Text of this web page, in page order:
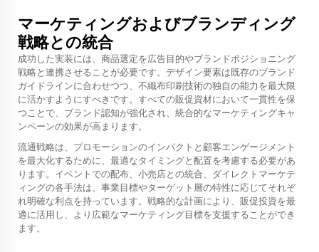
マーケティングおよびブランディング
戦略との統合
成功した実装には、商品選定を広告目的やブランドポジショニング
戦略と連携させることが必要です。デザイン要素は既存のブランド
ガイドラインに合わせつつ、不織布印刷技術の独自の能力を最大限
に活かすようにすべきです。すべての販促資材において一貫性を保
つことで、ブランド認知が強化され、統合的なマーケティングキャ
ンペーンの効果が高まります。
流通戦略は、プロモーションのインパクトと顧客エンゲージメント
を最大化するために、最適なタイミングと配置を考慮する必要があ
ります。イベントでの配布、小売店との統合、ダイレクトマーケテ
ィングの各手法は、事業目標やターゲット層の特性に応じてそれぞ
れ明確な利点を持っています。戦略的な計画により、販促投資を最
適に活用し、より広範なマーケティング目標を支援することができ
ます。